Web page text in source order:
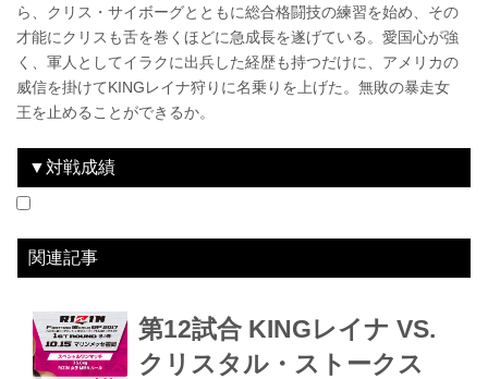
ら、クリス・サイボーグとともに総合格闘技の練習を始め、その
才能にクリスも舌を巻くほどに急成長を遂げている。愛国心が強
く、軍人としてイラクに出兵した経歴も持つだけに、アメリカの
威信を掛けてKINGレイナ狩りに名乗りを上げた。無敗の暴走女
王を止めることができるか。
▼対戦成績
関連記事
第12試合 KINGレイナ VS.
クリスタル・ストークス